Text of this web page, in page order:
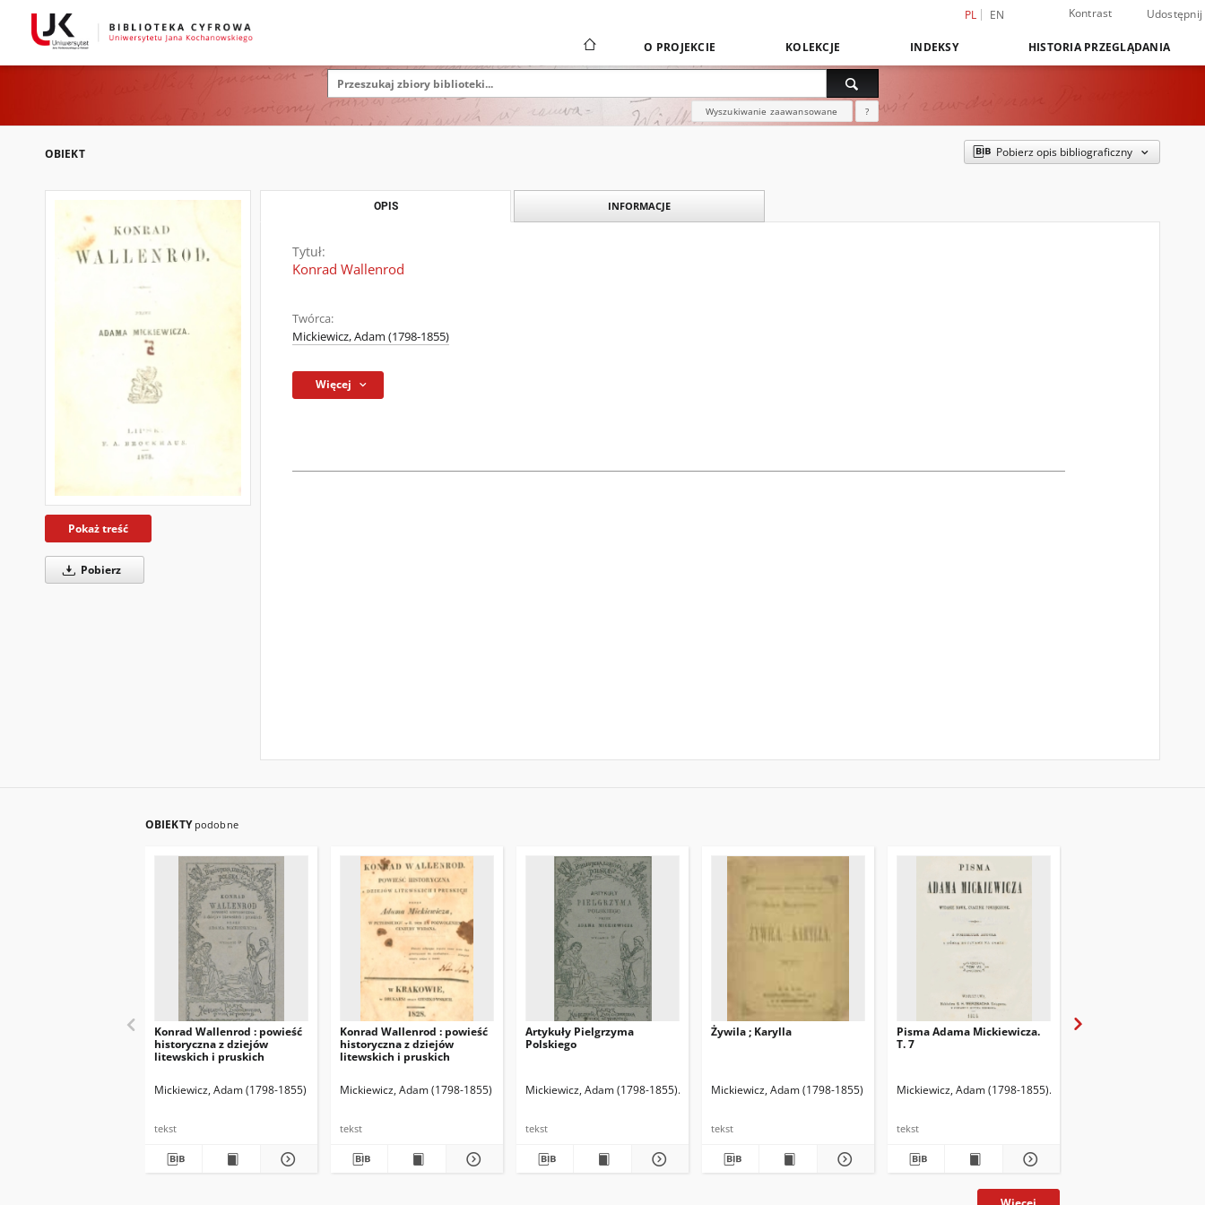
PL EN Kontrast Udostępnij
O PROJEKCIE KOLEKCJE INDEKSY HISTORIA PRZEGLĄDANIA
Wyszukiwanie zaawansowane ?
OBIEKT Pobierz opis bibliograficzny
Pokaż treść
Pobierz
OPIS INFORMACJE
Tytuł:
Konrad Wallenrod
Twórca:
Mickiewicz, Adam (1798-1855)
Więcej
OBIEKTY podobne
Konrad Wallenrod : powieść
historyczna z dziejów
litewskich i pruskich
Mickiewicz, Adam (1798-1855)
tekst
Konrad Wallenrod : powieść
historyczna z dziejów
litewskich i pruskich
Mickiewicz, Adam (1798-1855)
tekst
Artykuły Pielgrzyma
Polskiego
Mickiewicz, Adam (1798-1855) Mickiewicz, Władysław Józef (1838-1926). Przedm.
tekst
Żywila ; Karylla
Mickiewicz, Adam (1798-1855)
tekst
Pisma Adama Mickiewicza.
T. 7
Mickiewicz, Adam (1798-1855)
tekst